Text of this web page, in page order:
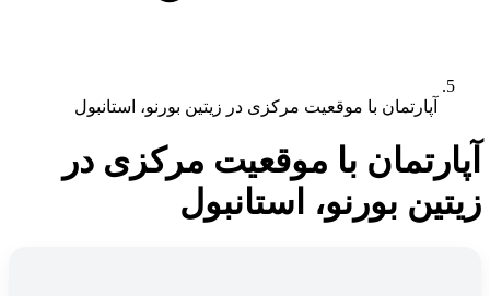
آپارتمان با موقعیت مرکزی در زیتین بورنو، استانبول
آپارتمان با موقعیت مرکزی در
زیتین بورنو، استانبول